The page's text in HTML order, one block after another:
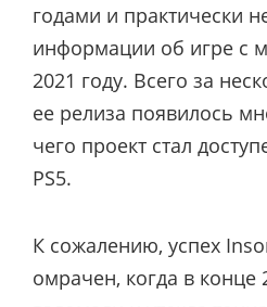
годами и практически
информации об игре с
2021 году. Всего за
ее релиза появилось
чего проект стал
PS5.
К сожалению, успех
омрачен, когда в конце